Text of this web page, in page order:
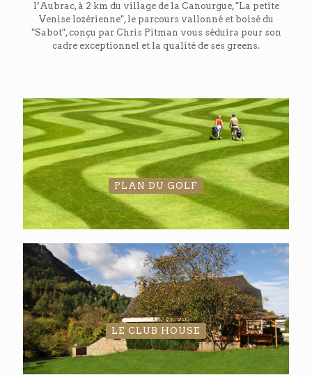
l’Aubrac, à 2 km du village de la Canourgue, "La petite
Venise lozérienne", le parcours vallonné et boisé du
"Sabot", conçu par Chris Pitman vous séduira pour son
cadre exceptionnel et la qualité de ses greens.
PLAN DU GOLF
LE CLUB HOUSE